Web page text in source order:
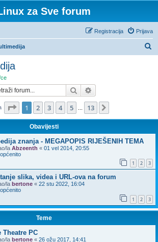
za Sve forum
Prijava
Registracija
ž
Pretražnik
Stranica: 1/ 13.
1 2 3 4 5 13
Obavijesti
znanja - MEGAPOPIS RIJEŠENIH TEMA
la Abzeenth « 01 vel 2014, 20:55
1 2 3
slika, videa i URL-ova na forum
la bertone « 22 stu 2022, 16:04
1 2 3
Teme
Theatre PC
la bertone « 26 ožu 2017, 14:41